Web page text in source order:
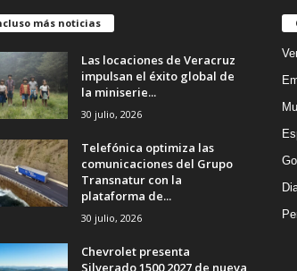
más noticias
Las locaciones de Veracruz
impulsan el éxito global de
la miniserie...
30 julio, 2026
Telefónica optimiza las
comunicaciones del Grupo
Transnatur con la
plataforma de...
30 julio, 2026
Chevrolet presenta
Silverado 1500 2027 de nueva